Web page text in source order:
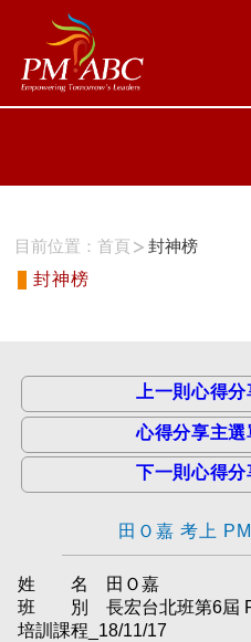
ProName1=
Scategory=11
ProName2=PMI-RMP
Scategory=11
目前位置：首頁
封神榜
封神榜
上一則心得分
心得分享主選
下一則心得分
田Ｏ嘉 考上
姓 名 田Ｏ嘉
班 別 長宏台北班第6屆
培訓課程_18/11/17